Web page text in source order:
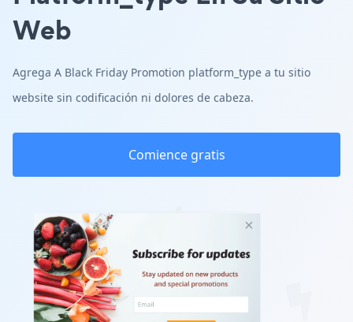
Web
Agrega A Black Friday Promotion platform_type a tu sitio
website sin codificación ni dolores de cabeza.
Comience gratis